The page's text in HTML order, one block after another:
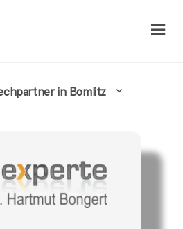
in Bomlitz